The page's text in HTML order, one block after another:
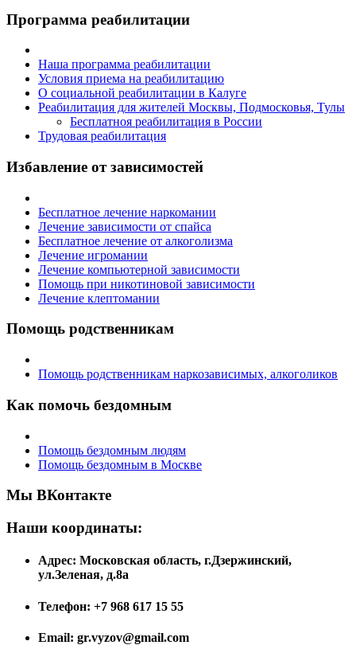
Программа реабилитации
Наша программа реабилитации
Условия приема на реабилитацию
О социальной реабилитации в Калуге
Реабилитация для жителей Москвы, Подмосковья, Тулы
Бесплатноя реабилитация в России
Трудовая реабилитация
Избавление от зависимостей
Бесплатное лечение наркомании
Лечение зависимости от спайса
Бесплатное лечение от алкоголизма
Лечение игромании
Лечение компьютерной зависимости
Помощь при никотиновой зависимости
Лечение клептомании
Помощь родственникам
Помощь родственникам наркозависимых, алкоголиков
Как помочь бездомным
Помощь бездомным людям
Помощь бездомным в Москве
Мы ВКонтакте
Наши координаты:
Адрес: Московская область, г.Дзержинский,
ул.Зеленая, д.8а
Телефон: +7 968 617 15 55
Email: gr.vyzov@gmail.com